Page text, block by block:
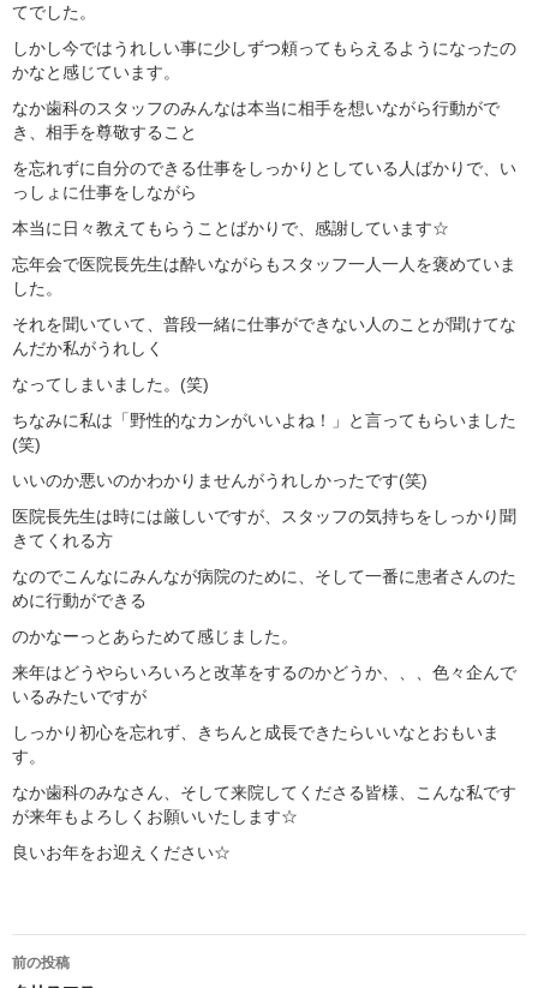
てでした。
しかし今ではうれしい事に少しずつ頼ってもらえるようになったの
かなと感じています。
なか歯科のスタッフのみんなは本当に相手を想いながら行動がで
き、相手を尊敬すること
を忘れずに自分のできる仕事をしっかりとしている人ばかりで、い
っしょに仕事をしながら
本当に日々教えてもらうことばかりで、感謝しています☆
忘年会で医院長先生は酔いながらもスタッフ一人一人を褒めていま
した。
それを聞いていて、普段一緒に仕事ができない人のことが聞けてな
んだか私がうれしく
なってしまいました。(笑)
ちなみに私は「野性的なカンがいいよね！」と言ってもらいました
(笑)
いいのか悪いのかわかりませんがうれしかったです(笑)
医院長先生は時には厳しいですが、スタッフの気持ちをしっかり聞
きてくれる方
なのでこんなにみんなが病院のために、そして一番に患者さんのた
めに行動ができる
のかなーっとあらためて感じました。
来年はどうやらいろいろと改革をするのかどうか、、、色々企んで
いるみたいですが
しっかり初心を忘れず、きちんと成長できたらいいなとおもいま
す。
なか歯科のみなさん、そして来院してくださる皆様、こんな私です
が来年もよろしくお願いいたします☆
良いお年をお迎えください☆
投
前の投稿